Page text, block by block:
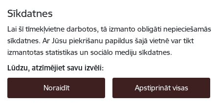
Sīkdatnes
Lai šī tīmekļvietne darbotos, tā izmanto obligāti nepieciešamās
sīkdatnes. Ar Jūsu piekrišanu papildus šajā vietnē var tikt
izmantotas statistikas un sociālo mediju sīkdatnes.
Lūdzu, atzīmējiet savu izvēli:
Noraidīt Apstiprināt visas